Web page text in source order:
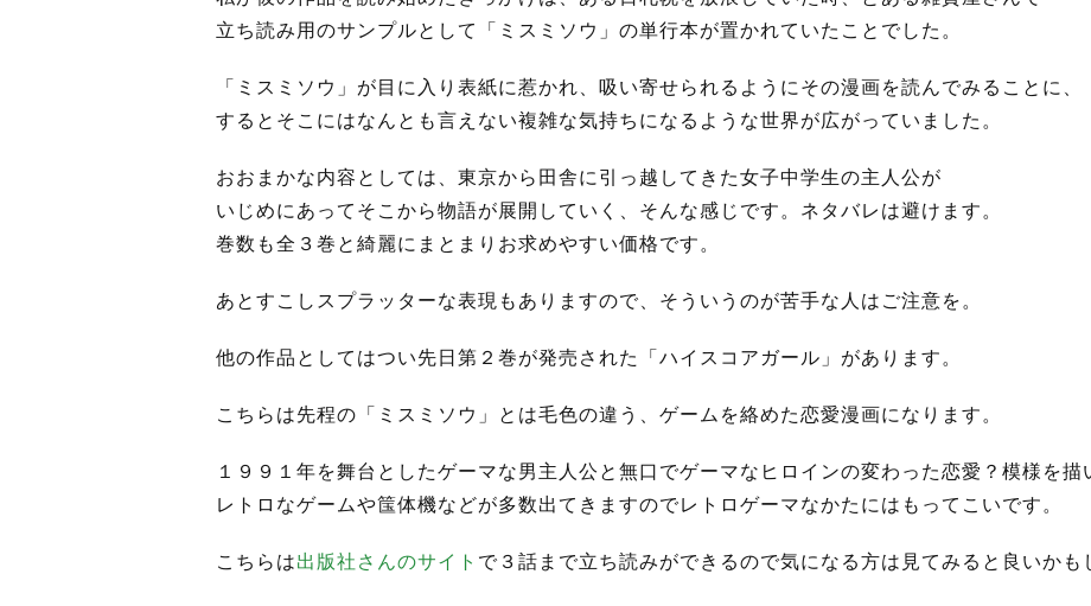
立ち読み用のサンプルとして「ミスミソウ」の単行本が置かれていたことでした。
「ミスミソウ」が目に入り表紙に惹かれ、吸い寄せられるようにその漫画を読んでみることに、
するとそこにはなんとも言えない複雑な気持ちになるような世界が広がっていました。
おおまかな内容としては、東京から田舎に引っ越してきた女子中学生の主人公が
いじめにあってそこから物語が展開していく、そんな感じです。ネタバレは避けます。
巻数も全３巻と綺麗にまとまりお求めやすい価格です。
あとすこしスプラッターな表現もありますので、そういうのが苦手な人はご注意を。
他の作品としてはつい先日第２巻が発売された「ハイスコアガール」があります。
こちらは先程の「ミスミソウ」とは毛色の違う、ゲームを絡めた恋愛漫画になります。
１９９１年を舞台としたゲーマな男主人公と無口でゲーマなヒロインの変わった恋愛？模様を描
レトロなゲームや筺体機などが多数出てきますのでレトロゲーマなかたにはもってこいです。
こちらは出版社さんのサイト で３話まで立ち読みができるので気になる方は見てみると良いかも